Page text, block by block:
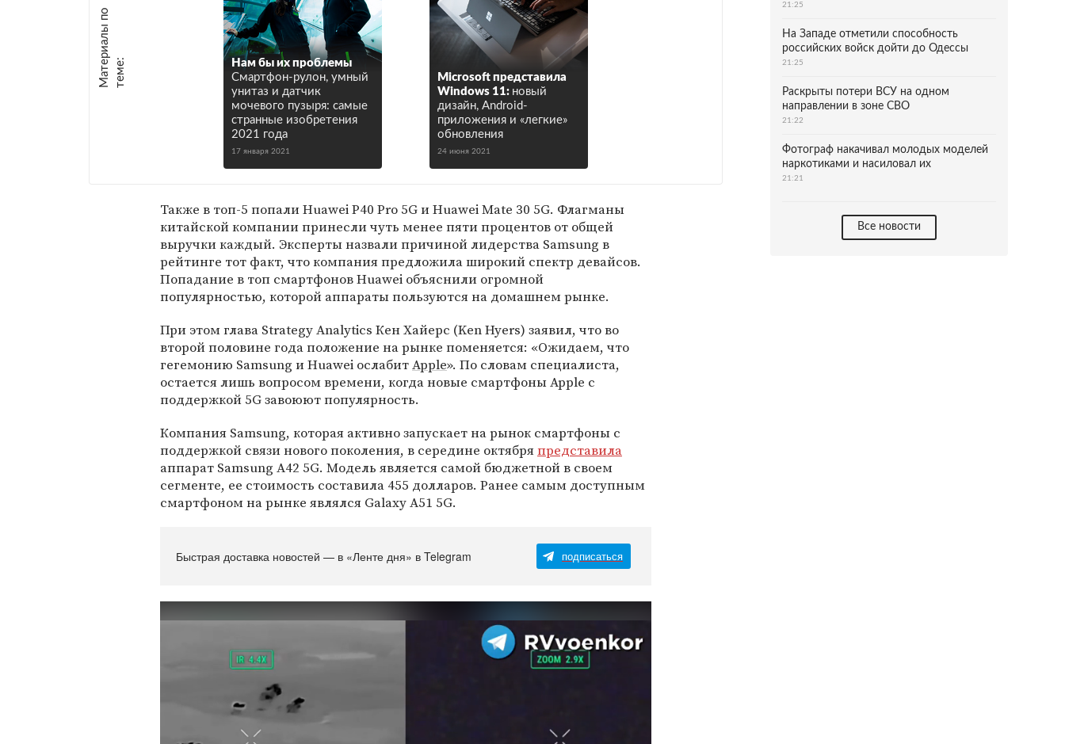
М
а
т е
р
и
а
л
ы
п
о
т
е
м
е :
Нам бы их проблемы
Смартфон-рулон, умный
унитаз и датчик
мочевого пузыря: самые
странные изобретения
2021 года
17 января 2021
Microsoft представила
Windows 11: новый
дизайн, Android-
приложения и «легкие»
обновления
24 июня 2021
Также в топ-5 попали Huawei P40 Pro 5G и Huawei Mate 30 5G. Флагманы
китайской компании принесли чуть менее пяти процентов от общей
выручки каждый. Эксперты назвали причиной лидерства Samsung в
рейтинге тот факт, что компания предложила широкий спектр девайсов.
Попадание в топ смартфонов Huawei объяснили огромной
популярностью, которой аппараты пользуются на домашнем рынке.
При этом глава Strategy Analytics Кен Хайерс (Ken Hyers) заявил, что во
второй половине года положение на рынке поменяется: «Ожидаем, что
гегемонию Samsung и Huawei ослабитApple». По словам специалиста,
остается лишь вопросом времени, когда новые смартфоны Apple с
поддержкой 5G завоюют популярность.
Компания Samsung, которая активно запускает на рынок смартфоны с
поддержкой связи нового поколения, в середине октябряпредставила
аппарат Samsung A42 5G. Модель является самой бюджетной в своем
сегменте, ее стоимость составила 455 долларов. Ранее самым доступным
смартфоном на рынке являлся Galaxy A51 5G.
Быстрая доставка новостей — в «Ленте дня» в Telegram подписаться
21:25
На Западе отметили способность
российских войск дойти до Одессы
21:25
Раскрыты потери ВСУ на одном
направлении в зоне СВО
21:22
Фотограф накачивал молодых моделей
наркотиками и насиловал их
21:21
Все новости